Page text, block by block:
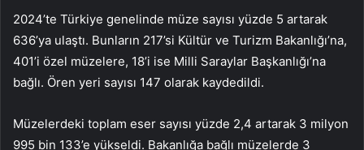
2024’te Türkiye genelinde müze sayısı yüzde 5 artarak
636’ya ulaştı. Bunların 217’si Kültür ve Turizm Bakanlığı’na,
401’i özel müzelere, 18’i ise Milli Saraylar Başkanlığı’na
bağlı. Ören yeri sayısı 147 olarak kaydedildi.
Müzelerdeki toplam eser sayısı yüzde 2,4 artarak 3 milyon
995 bin 133’e yükseldi. Bakanlığa bağlı müzelerde 3